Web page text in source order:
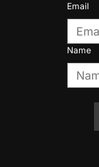
Email
Name